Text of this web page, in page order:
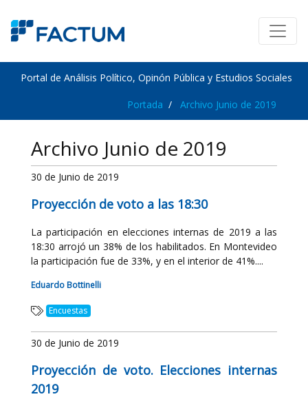
Portal de Análisis Político, Opinón Pública y Estudios Sociales
Portada Archivo Junio de 2019
Archivo Junio de 2019
30 de Junio de 2019
Proyección de voto a las 18:30
La participación en elecciones internas de 2019 a las
18:30 arrojó un 38% de los habilitados. En Montevideo
la participación fue de 33%, y en el interior de 41%....
Eduardo Bottinelli
Encuestas
30 de Junio de 2019
Proyección de voto. Elecciones internas
2019